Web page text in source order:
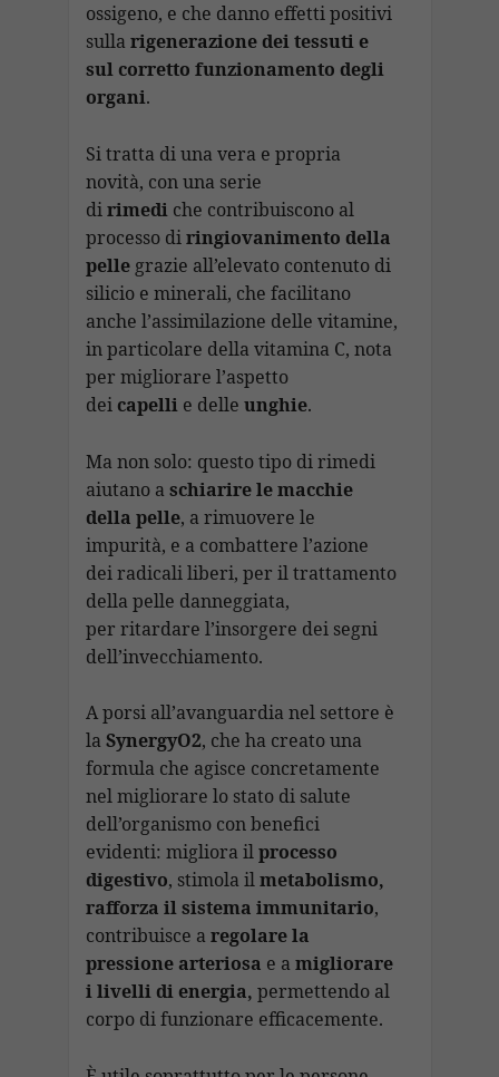
ossigeno, e che danno effetti positivi
sullarigenerazione dei tessuti e
sul corretto funzionamento degli
organi.
Si tratta di una vera e propria
novità, con una serie
dirimediche contribuiscono al
processo diringiovanimento della
pellegrazie all’elevato contenuto di
silicio e minerali, che facilitano
anche l’assimilazione delle vitamine,
in particolare della vitamina C, nota
per migliorare l’aspetto
dei capellie delle unghie.
Ma non solo: questo tipo di rimedi
aiutano aschiarire le macchie
della pelle, a rimuovere le
impurità, e a combattere l’azione
dei radicali liberi, per il trattamento
della pelle danneggiata,
per ritardare l’insorgere dei segni
dell’invecchiamento.
A porsi all’avanguardia nel settore è
laSynergyO2, che ha creato una
formula che agisce concretamente
nel migliorare lo stato di salute
dell’organismo con benefici
evidenti: migliora ilprocesso
digestivo, stimola ilmetabolismo,
rafforza il sistema immunitario,
contribuisce aregolare la
pressione arteriosa e amigliorare
i livelli di energia, permettendo al
corpo di funzionare efficacemente.